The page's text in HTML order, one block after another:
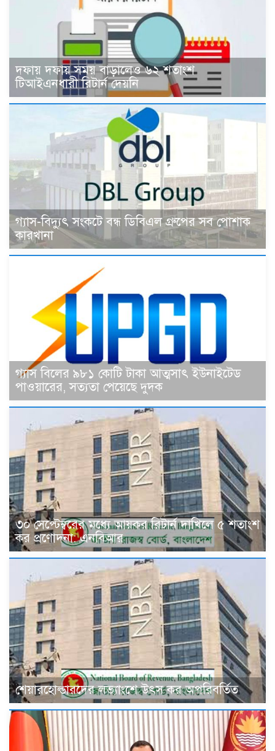
দফায় দফায় সময় বাড়ালেও ৬২ শতাংশ
টিআইএনধারী রিটার্ন দেয়নি
গ্যাস-বিদ্যুৎ সংকটে বন্ধ ডিবিএল গ্রুপের সব পোশাক
কারখানা
গ্যাস বিলের ৯৮১ কোটি টাকা আত্মসাৎ ইউনাইটেড
পাওয়ারের, সত্যতা পেয়েছে দুদক
৩০ সেপ্টেম্বরের মধ্যে আয়কর রিটার্ন দাখিলে ৫ শতাংশ
কর প্রণোদনা: এনবিআর
শেয়ারহোল্ডারদের লভ্যাংশে উৎস কর অপরিবর্তিত